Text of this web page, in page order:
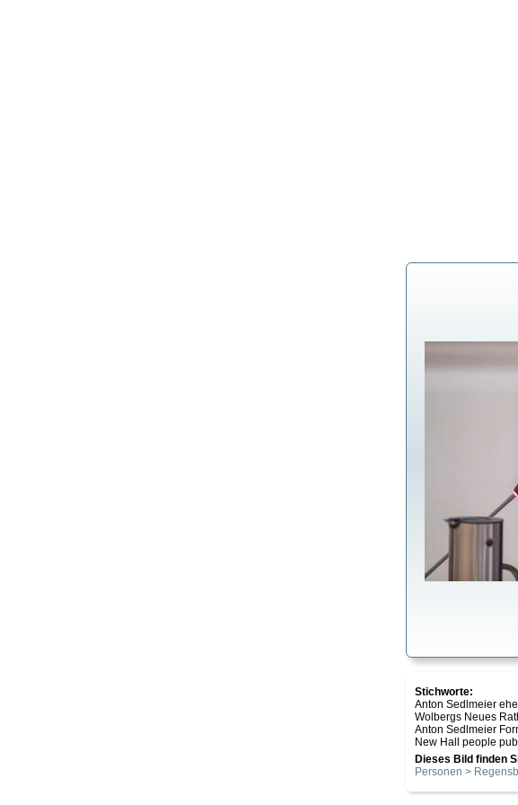
Stichworte:
Anton Sedlmeier
Wolbergs Neues
Anton Sedlmeier
New Hall people
Dieses Bild finden
Personen >